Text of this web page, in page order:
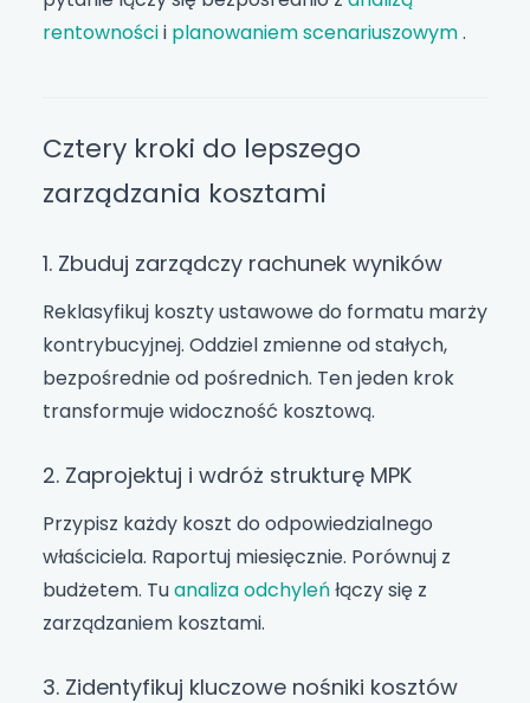
rentownościi planowaniem scenariuszowym.
Cztery kroki do lepszego
zarządzania kosztami
1. Zbuduj zarządczy rachunek wyników
Reklasyfikuj koszty ustawowe do formatu marży
kontrybucyjnej. Oddziel zmienne od stałych,
bezpośrednie od pośrednich. Ten jeden krok
transformuje widoczność kosztową.
2. Zaprojektuj i wdróż strukturę MPK
Przypisz każdy koszt do odpowiedzialnego
właściciela. Raportuj miesięcznie. Porównuj z
budżetem. Tuanaliza odchyleńłączy się z
zarządzaniem kosztami.
3. Zidentyfikuj kluczowe nośniki kosztów